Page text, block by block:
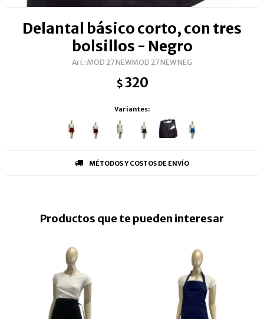
Delantal básico corto, con tres
bolsillos - Negro
MOD 27 NEWMOD 27 NEW NEG
$320
Variantes:
MÉTODOS Y COSTOS DE ENVÍO
Productos que te pueden interesar